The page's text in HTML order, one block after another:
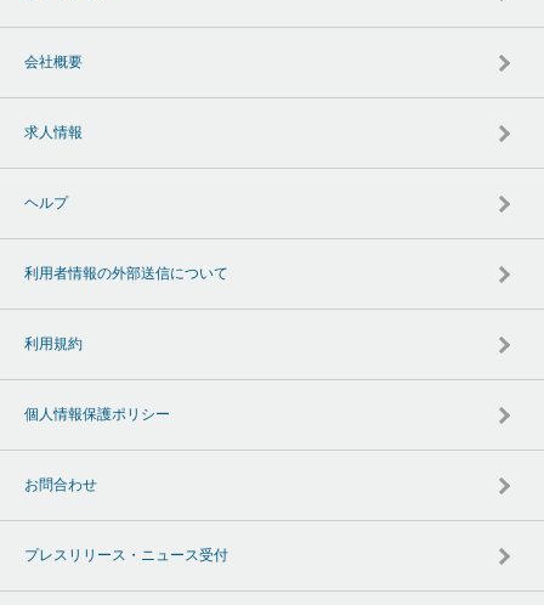
会社概要
求人情報
ヘルプ
利用者情報の外部送信について
利用規約
個人情報保護ポリシー
お問合わせ
プレスリリース・ニュース受付